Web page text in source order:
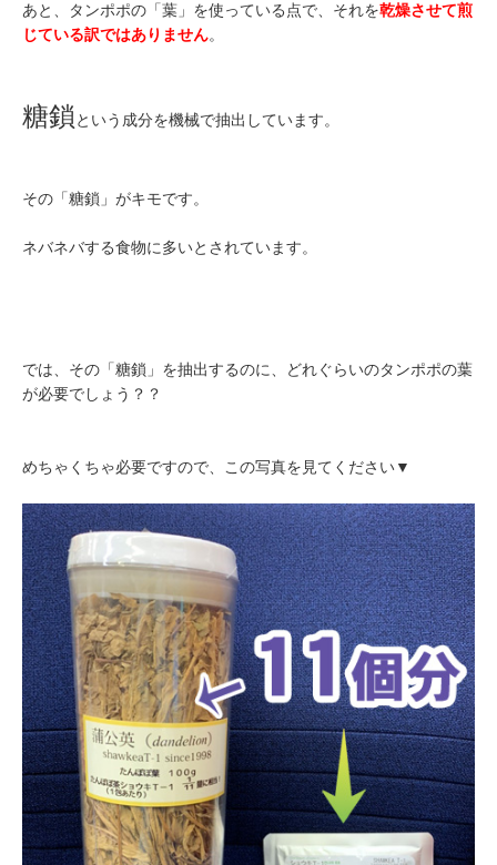
あと、タンポポの「葉」を使っている点で、それを乾燥させて煎
じている訳ではありません。
糖鎖 という成分を機械で抽出しています。
その「糖鎖」がキモです。
ネバネバする食物に多いとされています。
では、その「糖鎖」を抽出するのに、どれぐらいのタンポポの葉
が必要でしょう？？
めちゃくちゃ必要ですので、この写真を見てください▼